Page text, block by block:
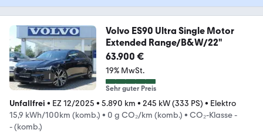
Volvo ES90 Ultra Single Motor
Extended Range/B&W/22"
63.900 €
19% MwSt.
Sehr guter Preis
Unfallfrei • EZ 12/2025 • 5.890 km • 245 kW (333 PS) • Elektro
15,9 kWh/100km (komb.) • 0 g CO₂/km (komb.) • CO₂-Klasse -
- (komb.)